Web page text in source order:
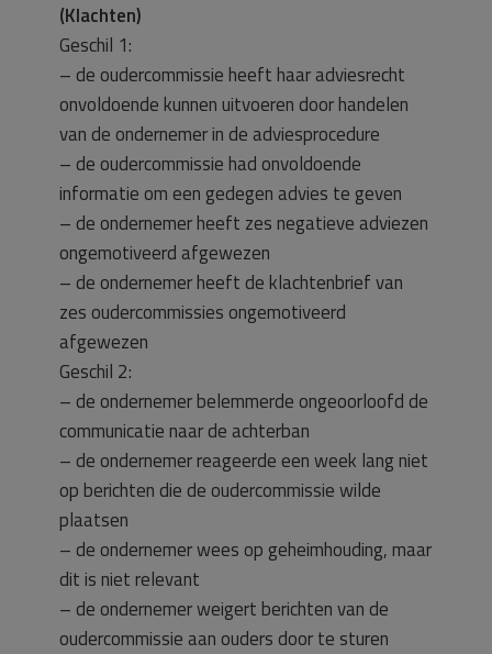
(Klachten)
Geschil 1:
– de oudercommissie heeft haar adviesrecht
onvoldoende kunnen uitvoeren door handelen
van de ondernemer in de adviesprocedure
– de oudercommissie had onvoldoende
informatie om een gedegen advies te geven
– de ondernemer heeft zes negatieve adviezen
ongemotiveerd afgewezen
– de ondernemer heeft de klachtenbrief van
zes oudercommissies ongemotiveerd
afgewezen
Geschil 2:
– de ondernemer belemmerde ongeoorloofd de
communicatie naar de achterban
– de ondernemer reageerde een week lang niet
op berichten die de oudercommissie wilde
plaatsen
– de ondernemer wees op geheimhouding, maar
dit is niet relevant
– de ondernemer weigert berichten van de
oudercommissie aan ouders door te sturen